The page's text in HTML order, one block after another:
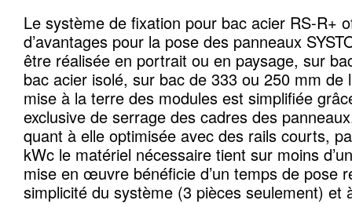
Le système de fixation pour bac acier RS-R+
d’avantages pour la pose des panneaux
être réalisée en portrait ou en paysage, sur
bac acier isolé, sur bac de 333 ou 250 mm de
mise à la terre des modules est simplifiée
exclusive de serrage des cadres des
quant à elle optimisée avec des rails courts,
kWc le matériel nécessaire tient sur moins
mise en œuvre bénéficie d’un temps de pose
simplicité du système (3 pièces seulement) et